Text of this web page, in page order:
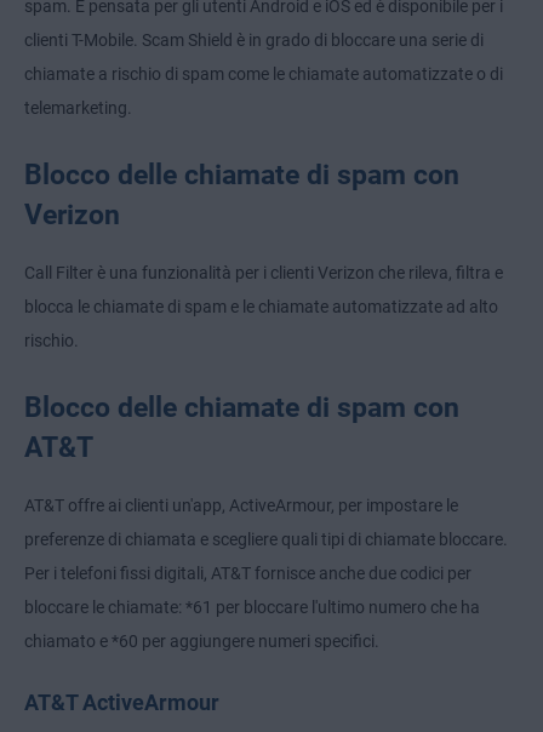
spam. È pensata per gli utenti Android e iOS ed è disponibile per i
clienti T-Mobile. Scam Shield è in grado di bloccare una serie di
chiamate a rischio di spam come le chiamate automatizzate o di
telemarketing.
Blocco delle chiamate di spam con
Verizon
Call Filter è una funzionalità per i clienti Verizon che rileva, filtra e
blocca le chiamate di spam e le chiamate automatizzate ad alto
rischio.
Blocco delle chiamate di spam con
AT&T
AT&T offre ai clienti un'app, ActiveArmour, per impostare le
preferenze di chiamata e scegliere quali tipi di chiamate bloccare.
Per i telefoni fissi digitali, AT&T fornisce anche due codici per
bloccare le chiamate: *61 per bloccare l'ultimo numero che ha
chiamato e *60 per aggiungere numeri specifici.
AT&T ActiveArmour